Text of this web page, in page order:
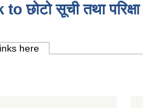
छोटो सूची तथा परिक्षा
here